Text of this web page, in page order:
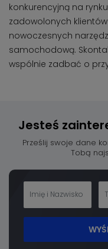
konkurencyjną na
zadowolonych
nowoczesnych
samochodową.
wspólnie zadbać o
Jesteś
Prześlij swoje dane
Tobą